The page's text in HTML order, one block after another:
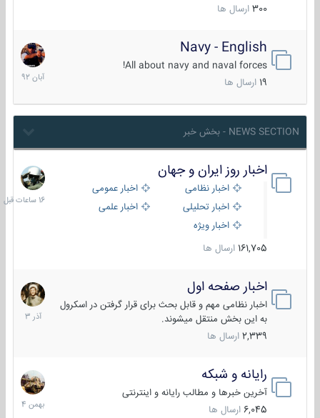
300 ارسال ها
Navy - English
All about navy and naval forces!
ارسال ها
22
آبان
1392
NEWS SECTION - بخش خبر
اخبار روز ایران و جهان
اخبار نظامی
اخبار عمومی
اخبار تحلیلی
اخبار علمی
اخبار ویژه
161,705 ارسال ها
16
ساعات
قبل
اخبار صفحه اول
اخبار نظامی مهم و قابل بحث برای قرار گرفتن در اسکرول
به این بخش منتقل میشوند.
2,339 ارسال ها
7
آذر
1403
رایانه و شبکه
آخرین خبرها و مطالب رایانه و اینترنتی
6,045 ارسال ها
30
بهمن
1404